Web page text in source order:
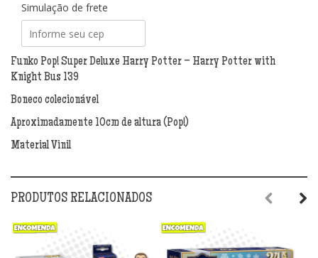
Deluxe
Harry
Potter
-
Harry
Potter
with
Knight
Bus
139
Simulação de frete
Funko Pop! Super Deluxe Harry Potter – Harry Potter with
Knight Bus 139
Boneco colecionável
Aproximadamente 10cm de altura (Pop!)
Material Vinil
PRODUTOS RELACIONADOS